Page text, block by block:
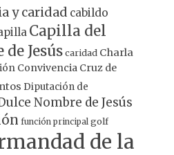
y caridad cabildo
Capilla del
Jesús caridad Charla
Convivencia Cruz de
Diputación de
Nombre de Jesús
función principal golf
de la